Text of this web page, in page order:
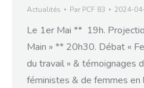
Actualités Par PCF 83 2024-
Le 1er Mai ** 19h.
Main » ** 20h30. Débat «
du travail » & témoignages
féministes & de femmes en